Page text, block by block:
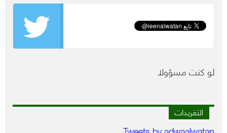
لو كنت مسؤولا
التغريدات